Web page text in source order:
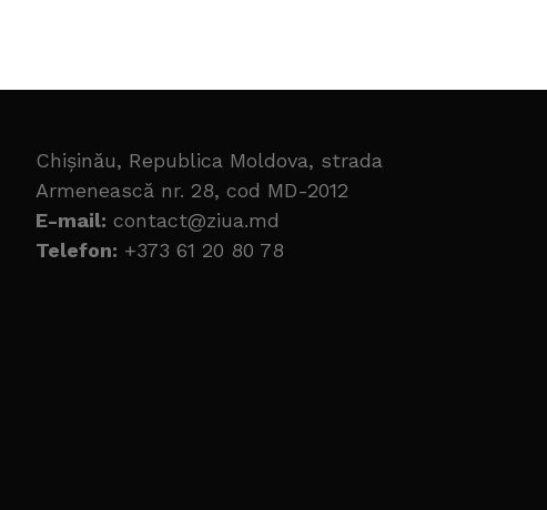
Chișinău, Republica Moldova, strada
Armenească nr. 28, cod MD-2012
E-mail: contact@ziua.md
Telefon: +373 61 20 80 78